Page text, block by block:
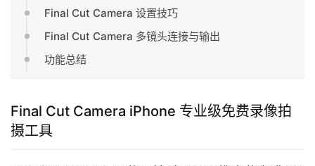
Final Cut Camera 设置技巧
Final Cut Camera 多镜头连接与输出
功能总结
Final Cut Camera iPhone 专业级免费录像拍
摄工具